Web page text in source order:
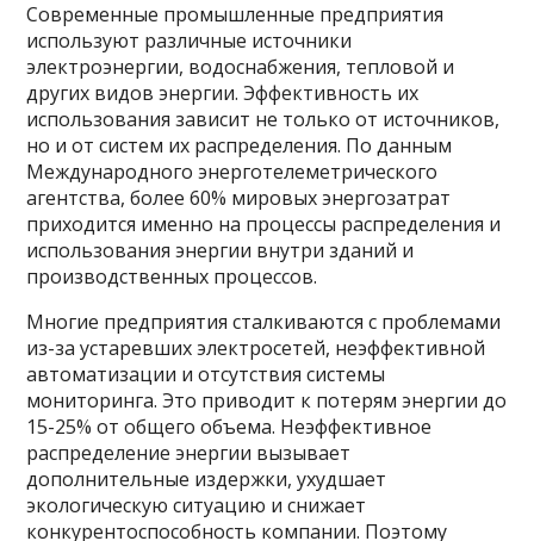
Современные промышленные предприятия
используют различные источники
электроэнергии, водоснабжения, тепловой и
других видов энергии. Эффективность их
использования зависит не только от источников,
но и от систем их распределения. По данным
Международного энерготелеметрического
агентства, более 60% мировых энергозатрат
приходится именно на процессы распределения и
использования энергии внутри зданий и
производственных процессов.
Многие предприятия сталкиваются с проблемами
из-за устаревших электросетей, неэффективной
автоматизации и отсутствия системы
мониторинга. Это приводит к потерям энергии до
15-25% от общего объема. Неэффективное
распределение энергии вызывает
дополнительные издержки, ухудшает
экологическую ситуацию и снижает
конкурентоспособность компании. Поэтому